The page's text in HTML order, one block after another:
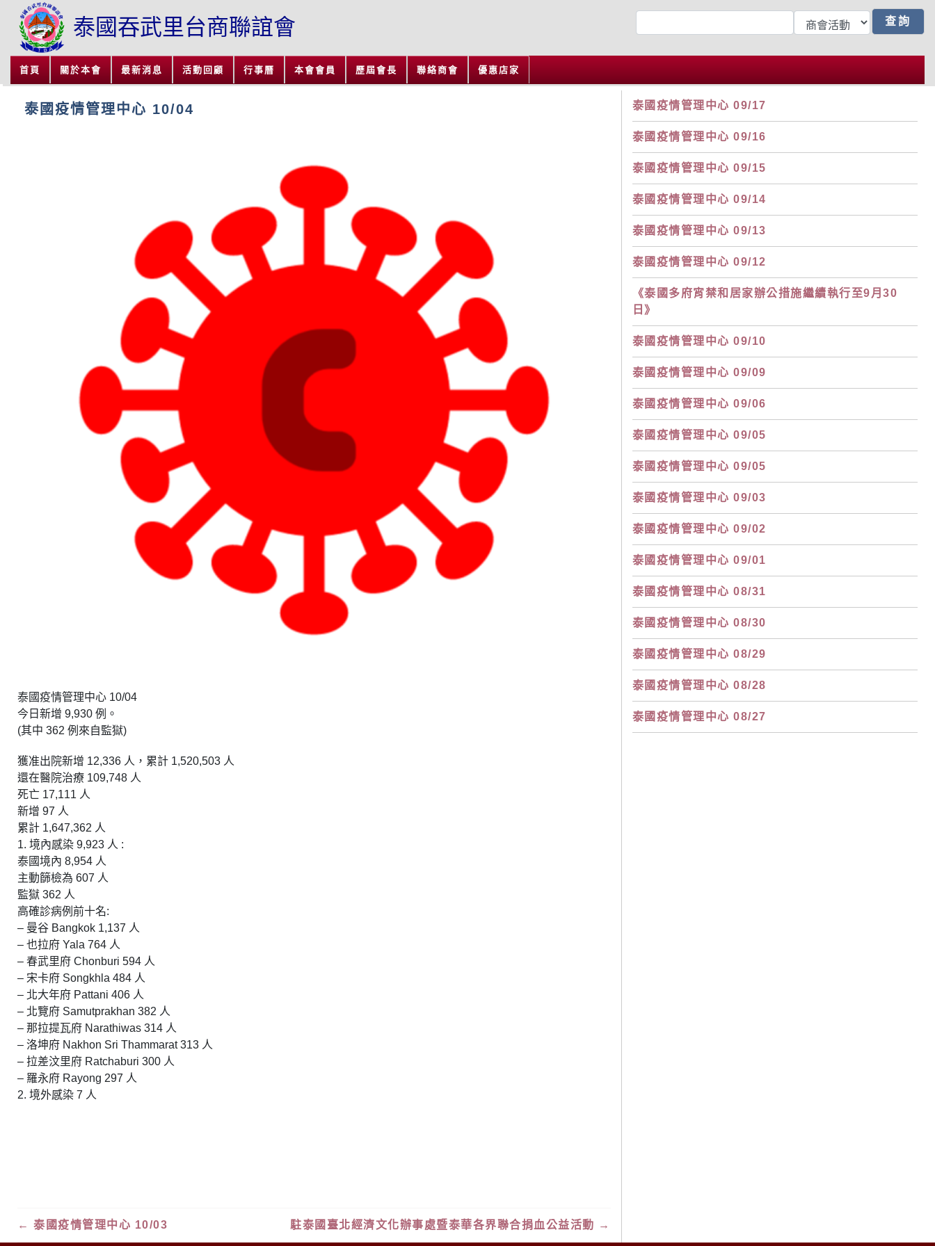
泰國吞武里台商聯誼會
首頁 關於本會 最新消息 活動回顧 行事曆 本會會員 歷屆會長 聯絡商會 優惠店家
泰國疫情管理中心 10/04
泰國疫情管理中心 10/04
今日新增 9,930 例。
(其中 362 例來自監獄)
獲准出院新增 12,336 人，累計 1,520,503 人
還在醫院治療 109,748 人
死亡 17,111 人
新增 97 人
累計 1,647,362 人
1. 境內感染 9,923 人 :
泰國境內 8,954 人
主動篩檢為 607 人
監獄 362 人
高確診病例前十名:
– 曼谷 Bangkok 1,137 人
– 也拉府 Yala 764 人
– 春武里府 Chonburi 594 人
– 宋卡府 Songkhla 484 人
– 北大年府 Pattani 406 人
– 北覽府 Samutprakhan 382 人
– 那拉提瓦府 Narathiwas 314 人
– 洛坤府 Nakhon Sri Thammarat 313 人
– 拉差汶里府 Ratchaburi 300 人
– 羅永府 Rayong 297 人
2. 境外感染 7 人
← 泰國疫情管理中心 10/03 駐泰國臺北經濟文化辦事處暨泰華各界聯合捐血公益活動 →
泰國疫情管理中心 09/17
泰國疫情管理中心 09/16
泰國疫情管理中心 09/15
泰國疫情管理中心 09/14
泰國疫情管理中心 09/13
泰國疫情管理中心 09/12
《泰國多府宵禁和居家辦公措施繼續執行至9月30
日》
泰國疫情管理中心 09/10
泰國疫情管理中心 09/09
泰國疫情管理中心 09/06
泰國疫情管理中心 09/05
泰國疫情管理中心 09/05
泰國疫情管理中心 09/03
泰國疫情管理中心 09/02
泰國疫情管理中心 09/01
泰國疫情管理中心 08/31
泰國疫情管理中心 08/30
泰國疫情管理中心 08/29
泰國疫情管理中心 08/28
泰國疫情管理中心 08/27